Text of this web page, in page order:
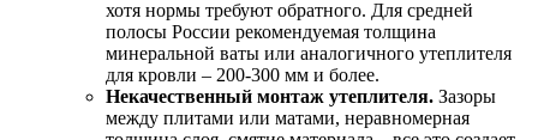
хотя нормы требуют обратного. Для средней
полосы России рекомендуемая толщина
минеральной ваты или аналогичного утеплителя
для кровли – 200-300 мм и более.
Некачественный монтаж утеплителя. Зазоры
между плитами или матами, неравномерная